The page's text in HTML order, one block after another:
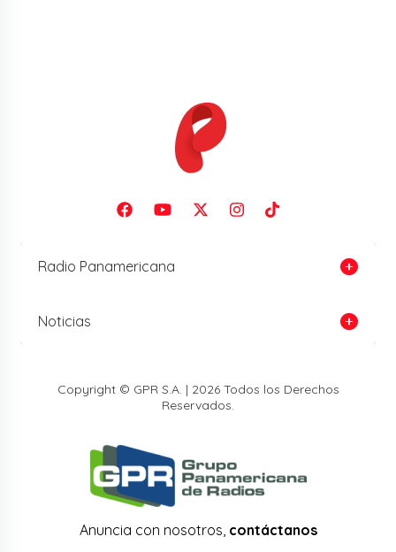
Radio Panamericana
Noticias
Copyright © GPR S.A. | 2026 Todos los Derechos
Reservados.
Anuncia con nosotros, contáctanos